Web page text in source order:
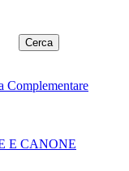
Complementare
E CANONE